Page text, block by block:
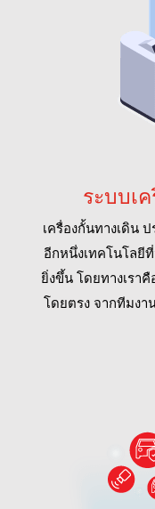
ระบบเ
เครื่องกั้นทางเดิน
อีกหนึ่งเทคโนโลยี
ยิ่งขึ้น โดยทางเรา
โดยตรง จากทีมงา